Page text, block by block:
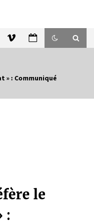
» : Communiqué
le
: